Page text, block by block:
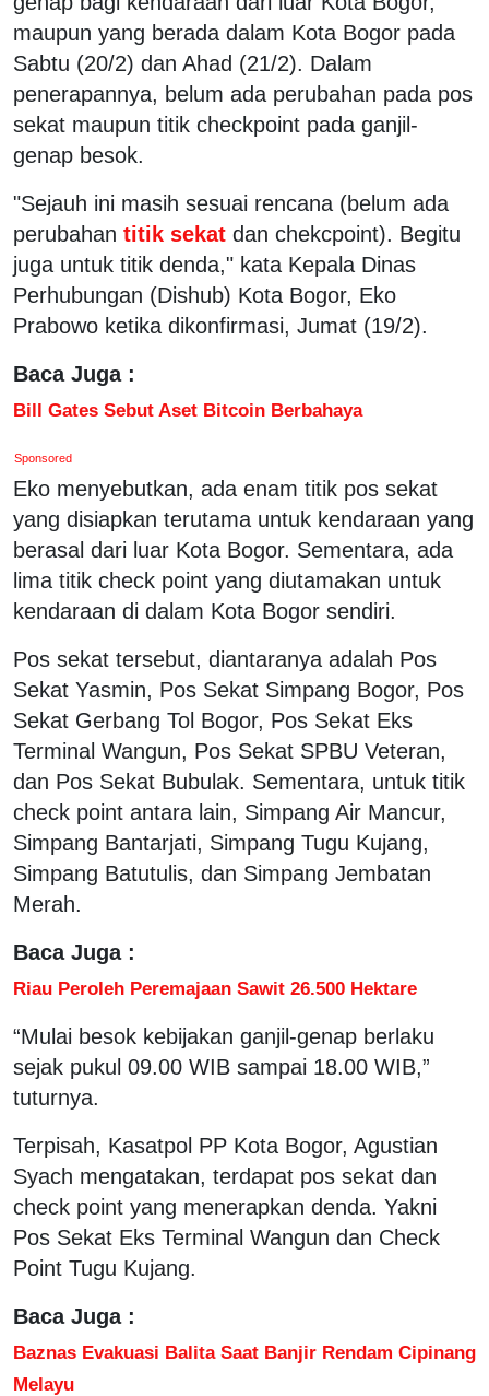
maupun yang berada dalam Kota Bogor pada
Sabtu (20/2) dan Ahad (21/2). Dalam
penerapannya, belum ada perubahan pada pos
sekat maupun titik checkpoint pada ganjil-
genap besok.
"Sejauh ini masih sesuai rencana (belum ada
perubahan titik sekat dan chekcpoint). Begitu
juga untuk titik denda," kata Kepala Dinas
Perhubungan (Dishub) Kota Bogor, Eko
Prabowo ketika dikonfirmasi, Jumat (19/2).
Baca Juga :
Bill Gates Sebut Aset Bitcoin Berbahaya
Sponsored
Eko menyebutkan, ada enam titik pos sekat
yang disiapkan terutama untuk kendaraan yang
berasal dari luar Kota Bogor. Sementara, ada
lima titik check point yang diutamakan untuk
kendaraan di dalam Kota Bogor sendiri.
Pos sekat tersebut, diantaranya adalah Pos
Sekat Yasmin, Pos Sekat Simpang Bogor, Pos
Sekat Gerbang Tol Bogor, Pos Sekat Eks
Terminal Wangun, Pos Sekat SPBU Veteran,
dan Pos Sekat Bubulak. Sementara, untuk titik
check point antara lain, Simpang Air Mancur,
Simpang Bantarjati, Simpang Tugu Kujang,
Simpang Batutulis, dan Simpang Jembatan
Merah.
Baca Juga :
Riau Peroleh Peremajaan Sawit 26.500 Hektare
“Mulai besok kebijakan ganjil-genap berlaku
sejak pukul 09.00 WIB sampai 18.00 WIB,”
tuturnya.
Terpisah, Kasatpol PP Kota Bogor, Agustian
Syach mengatakan, terdapat pos sekat dan
check point yang menerapkan denda. Yakni
Pos Sekat Eks Terminal Wangun dan Check
Point Tugu Kujang.
Baca Juga :
Baznas Evakuasi Balita Saat Banjir Rendam Cipinang
Melayu